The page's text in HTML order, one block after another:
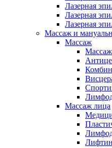
Лазерная
Лазерная
Лазерная
Массаж и
Массаж
Массаж лица